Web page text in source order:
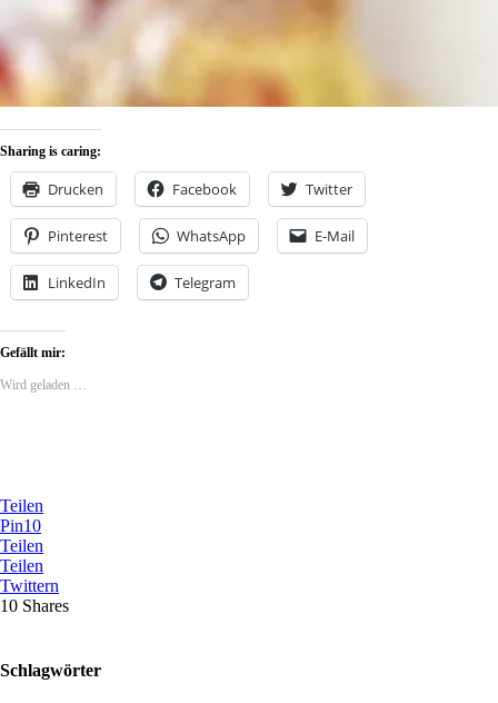
Sharing is caring:
Drucken Facebook Twitter
Pinterest WhatsApp E-Mail
LinkedIn Telegram
Gefällt mir:
Wird geladen …
Teilen
Pin10
Teilen
Teilen
Twittern
10 Shares
Schlagwörter